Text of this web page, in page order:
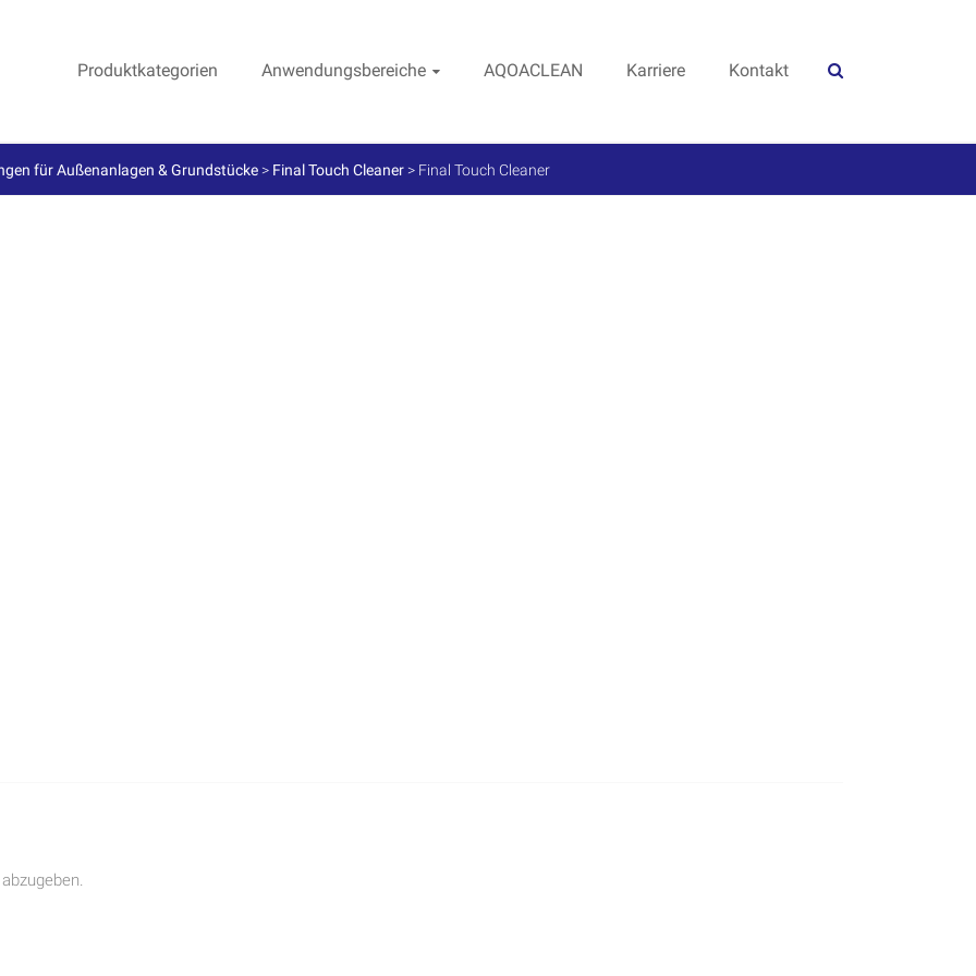
Produktkategorien Anwendungsbereiche AQOACLEAN Karriere Kontakt
für Außenanlagen & Grundstücke > Final Touch Cleaner > Final Touch Cleaner